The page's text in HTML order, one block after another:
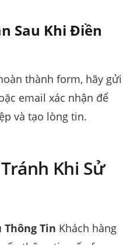
Sau Khi Điền
thành form, hãy gửi
email xác nhận để
và tạo lòng tin.
Khi Sử
Thông Tin Khách hàng